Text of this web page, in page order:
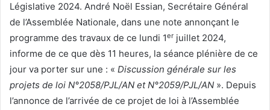
Législative 2024. André Noël Essian, Secrétaire Général
de l’Assemblée Nationale, dans une note annonçant le
programme des travaux de ce lundi 1er juillet 2024,
informe de ce que dès 11 heures, la séance plénière de ce
jour va porter sur une : « Discussion générale sur les
projets de loi N°2058/PJL/AN et N°2059/PJL/AN ». Depuis
l’annonce de l’arrivée de ce projet de loi à l’Assemblée